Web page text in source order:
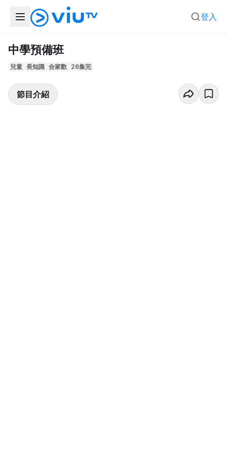
登入
中學預備班
兒童 長知識 合家歡 26集完
節目介紹